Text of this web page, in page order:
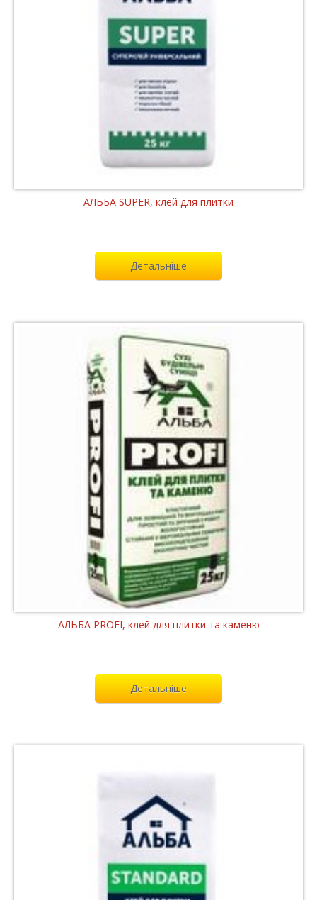
АЛЬБА SUPER, клей для плитки
Детальніше
АЛЬБА PROFI, клей для плитки та каменю
Детальніше